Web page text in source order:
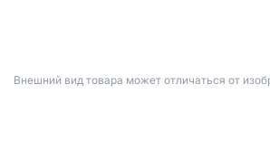
Bнешний вид товара может отличаться от